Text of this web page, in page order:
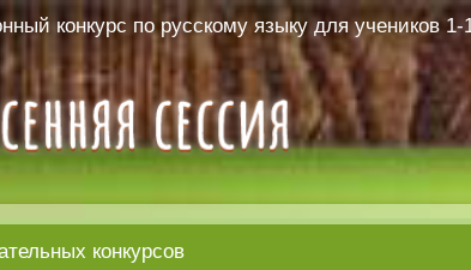
конкурс по русскому языку для учеников 1-
конкурсов